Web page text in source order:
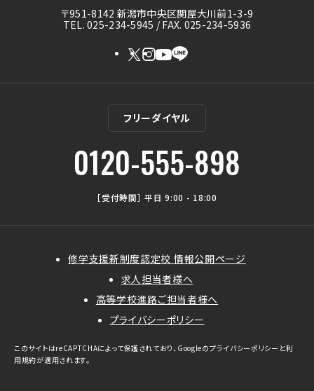
〒951-8142 新潟市中央区関屋大川前1-3-9
TEL. 025-234-5945 / FAX. 025-234-5936
フリーダイヤル
0120-555-898
［受付時間］ 平日 9:00 - 18:00
修学支援新制度認定校 情報公開ページ
求人担当者様へ
高等学校進路ご担当者様へ
プライバシーポリシー
このサイトはreCAPTCHAによって保護されており、Googleのプライバシーポリシー と利
用規約が適用されます。